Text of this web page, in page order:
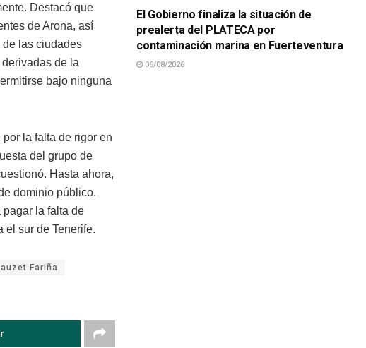
Destacó que
de Arona, así
las ciudades
de la
bajo ninguna
la falta de rigor en
del grupo de
Hasta ahora,
dominio público.
pagar la falta de
el sur de Tenerife.
Fariña
El Gobierno finaliza la situación de
prealerta del PLATECA por
contaminación marina en Fuerteventura
06/08/2026